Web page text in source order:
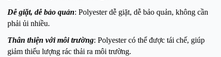
Dễ giặt, dễ bảo quản: Polyester dễ giặt, dễ bảo quản, không cần
phải ủi nhiều.
Thân thiện với môi trường: Polyester có thể được tái chế, giúp
giảm thiểu lượng rác thải ra môi trường.